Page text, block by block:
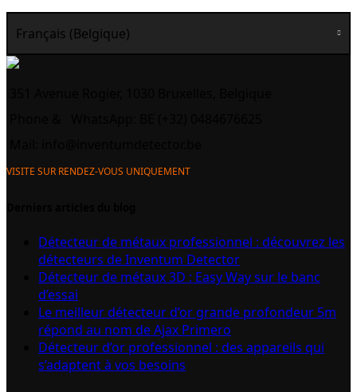
Français (Belgique)
VISITE SUR RENDEZ-VOUS UNIQUEMENT
Détecteur de métaux professionnel : découvrez les
détecteurs de Inventum Detector
Détecteur de métaux 3D : Easy Way sur le banc
d’essai
Le meilleur détecteur d’or grande profondeur 5m
répond au nom de Ajax Primero
Détecteur d’or professionnel : des appareils qui
s’adaptent à vos besoins